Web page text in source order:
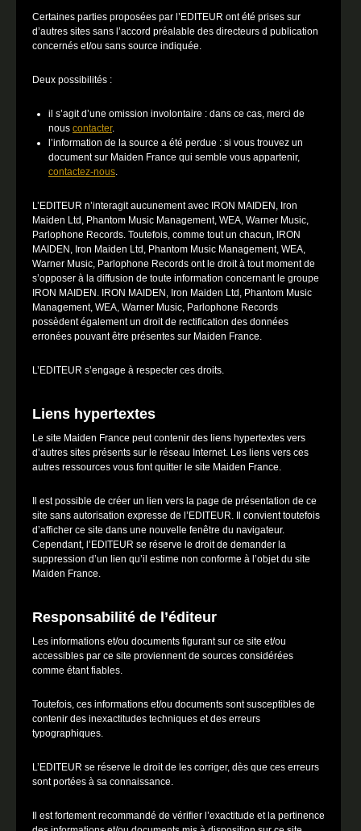
Certaines parties proposées par l’EDITEUR ont été prises sur
d’autres sites sans l’accord préalable des directeurs d publication
concernés et/ou sans source indiquée.
Deux possibilités :
il s’agit d’une omission involontaire : dans ce cas, merci de
nous contacter.
l’information de la source a été perdue : si vous trouvez un
document sur Maiden France qui semble vous appartenir,
contactez-nous.
L’EDITEUR n’interagit aucunement avec IRON MAIDEN, Iron
Maiden Ltd, Phantom Music Management, WEA, Warner Music,
Parlophone Records. Toutefois, comme tout un chacun, IRON
MAIDEN, Iron Maiden Ltd, Phantom Music Management, WEA,
Warner Music, Parlophone Records ont le droit à tout moment de
s’opposer à la diffusion de toute information concernant le groupe
IRON MAIDEN. IRON MAIDEN, Iron Maiden Ltd, Phantom Music
Management, WEA, Warner Music, Parlophone Records
possèdent également un droit de rectification des données
erronées pouvant être présentes sur Maiden France.
L’EDITEUR s’engage à respecter ces droits.
Liens hypertextes
Le site Maiden France peut contenir des liens hypertextes vers
d’autres sites présents sur le réseau Internet. Les liens vers ces
autres ressources vous font quitter le site Maiden France.
Il est possible de créer un lien vers la page de présentation de ce
site sans autorisation expresse de l’EDITEUR. Il convient toutefois
d’afficher ce site dans une nouvelle fenêtre du navigateur.
Cependant, l’EDITEUR se réserve le droit de demander la
suppression d’un lien qu’il estime non conforme à l’objet du site
Maiden France.
Responsabilité de l’éditeur
Les informations et/ou documents figurant sur ce site et/ou
accessibles par ce site proviennent de sources considérées
comme étant fiables.
Toutefois, ces informations et/ou documents sont susceptibles de
contenir des inexactitudes techniques et des erreurs
typographiques.
L’EDITEUR se réserve le droit de les corriger, dès que ces erreurs
sont portées à sa connaissance.
Il est fortement recommandé de vérifier l’exactitude et la pertinence